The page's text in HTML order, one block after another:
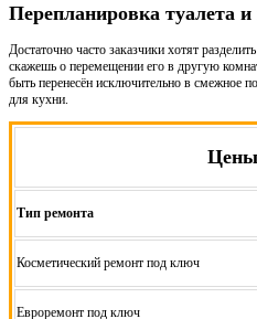
Перепланировка туалета
Достаточно часто заказчики хотят
скажешь о перемещении его в другую
быть перенесён исключительно в смежное
для кухни.
Цены
Тип ремонта
Косметический ремонт под ключ
Евроремонт под ключ